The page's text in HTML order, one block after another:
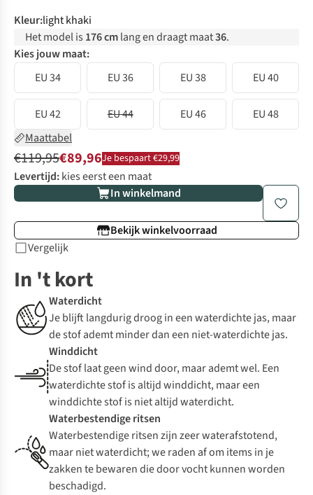
Kleur:light khaki
Het model is 176 cmlang en draagt maat36.
Kies jouw maat:
EU 34
EU 36 EU 38 EU 40
EU 42 EU 44 EU 46
EU 48
Maattabel
€119,95€89,96Je bespaart €29,99
Levertijd:kies eerst een maat
In winkelmand
Bekijk winkelvoorraad
Vergelijk
In 't kort
Waterdicht
Je blijft langdurig droog in een waterdichte jas, maar
de stof ademt minder dan een niet-waterdichte jas.
Winddicht
De stof laat geen wind door, maar ademt wel. Een
waterdichte stof is altijd winddicht, maar een
winddichte stof is niet altijd waterdicht.
Waterbestendige ritsen
Waterbestendige ritsen zijn zeer waterafstotend,
maar niet waterdicht; we raden af om items in je
zakken te bewaren die door vocht kunnen worden
beschadigd.